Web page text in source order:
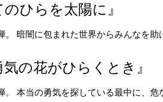
ひらを太陽に』
暗闇に包まれた世界からみんなを助
の花がひらくとき』
。 本当の勇気を探している最中に、危